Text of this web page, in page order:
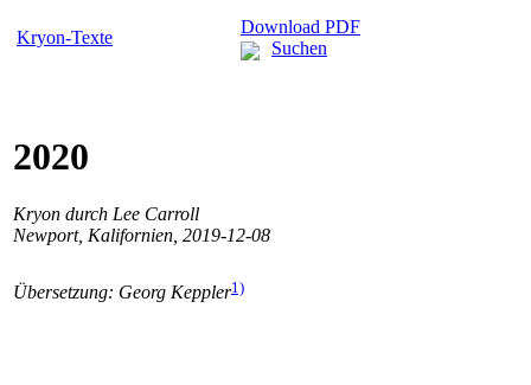
Kryon-Texte
Download PDF
Suchen
2020
Kryon durch Lee Carroll
Newport, Kalifornien, 2019-12-08
Übersetzung: Georg Keppler1)